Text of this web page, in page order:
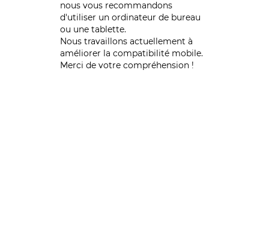
nous vous recommandons
d'utiliser un ordinateur de bureau
ou une tablette.
Nous travaillons actuellement à
améliorer la compatibilité mobile.
Merci de votre compréhension !